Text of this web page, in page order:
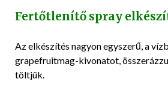
Fertőtlenítő spray
Az elkészítés nagyon egyszerű, a
grapefruitmag-kivonatot,
töltjük.